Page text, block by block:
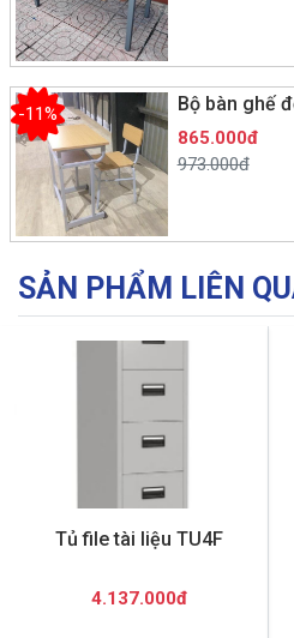
Bộ bàn ghế
-11%
865.000đ
973.000đ
SẢN PHẨM LIÊN
Tủ file tài liệu TU4F
4.137.000đ